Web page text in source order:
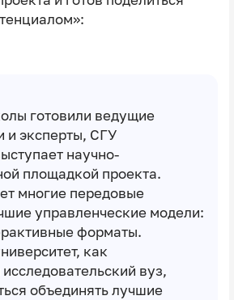
готовили ведущие
и эксперты, СГУ
научно-
площадкой проекта.
многие передовые
управленческие модели:
форматы.
как
вуз,
объединять лучшие